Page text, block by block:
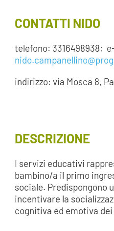
CONTATTI NIDO
telefono: 3316498938;
indirizzo: via Mosca 8,
DESCRIZIONE
I servizi educativi
bambino/a il primo
sociale. Predispongono
incentivare la
cognitiva ed emotiva